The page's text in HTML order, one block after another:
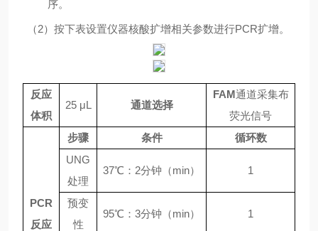
序。
（2）按下表设置仪器核酸扩增相关参数进行PCR扩增。
反应
体积
25 μL 通道选择
FAM通道采集布
荧光信号
PCR
反应
步骤 条件
循环数
UNG
处理
37℃ ： 2分钟（min） 1
预变
性
95℃： 3分钟（min） 1